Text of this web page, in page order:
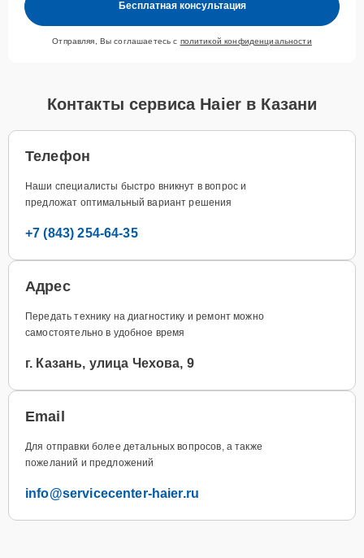
Бесплатная консультация
Отправляя, Вы соглашаетесь с политикой конфиденциальности
Контакты сервиса Haier в Казани
Телефон
Наши специалисты быстро вникнут в вопрос и
предложат оптимальный вариант решения
+7 (843) 254-64-35
Адрес
Передать технику на диагностику и ремонт можно
самостоятельно в удобное время
г. Казань, улица Чехова, 9
Email
Для отправки более детальных вопросов, а также
пожеланий и предложений
info@servicecenter-haier.ru